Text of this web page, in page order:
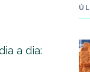
a dia: